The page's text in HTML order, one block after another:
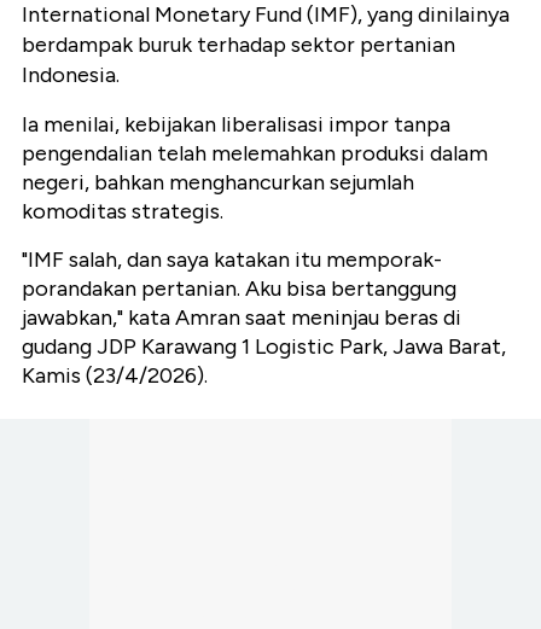
International Monetary Fund (IMF), yang dinilainya
berdampak buruk terhadap sektor pertanian
Indonesia.
Ia menilai, kebijakan liberalisasi impor tanpa
pengendalian telah melemahkan produksi dalam
negeri, bahkan menghancurkan sejumlah
komoditas strategis.
"IMF salah, dan saya katakan itu memporak-
porandakan pertanian. Aku bisa bertanggung
jawabkan," kata Amran saat meninjau beras di
gudang JDP Karawang 1 Logistic Park, Jawa Barat,
Kamis (23/4/2026).